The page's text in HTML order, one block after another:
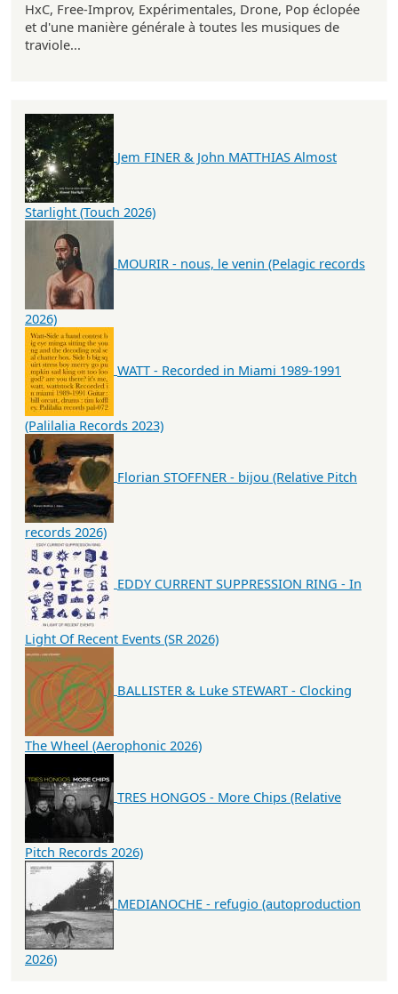
HxC, Free-Improv, Expérimentales, Drone, Pop éclopée
et d'une manière générale à toutes les musiques de
traviole...
Jem FINER & John MATTHIAS Almost
Starlight (Touch 2026)
MOURIR - nous, le venin (Pelagic records
2026)
WATT - Recorded in Miami 1989-1991
(Palilalia Records 2023)
Florian STOFFNER - bijou (Relative Pitch
records 2026)
EDDY CURRENT SUPPRESSION RING - In
Light Of Recent Events (SR 2026)
BALLISTER & Luke STEWART - Clocking
The Wheel (Aerophonic 2026)
TRES HONGOS - More Chips (Relative
Pitch Records 2026)
MEDIANOCHE - refugio (autoproduction
2026)